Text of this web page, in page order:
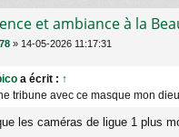
et ambiance à la
» 14-05-2026 11:17:31
a écrit : ↑
tribune avec ce masque mon
les caméras de ligue 1 plus